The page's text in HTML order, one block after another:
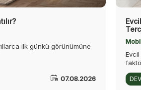
ilk günkü görünümüne
07.08.2026